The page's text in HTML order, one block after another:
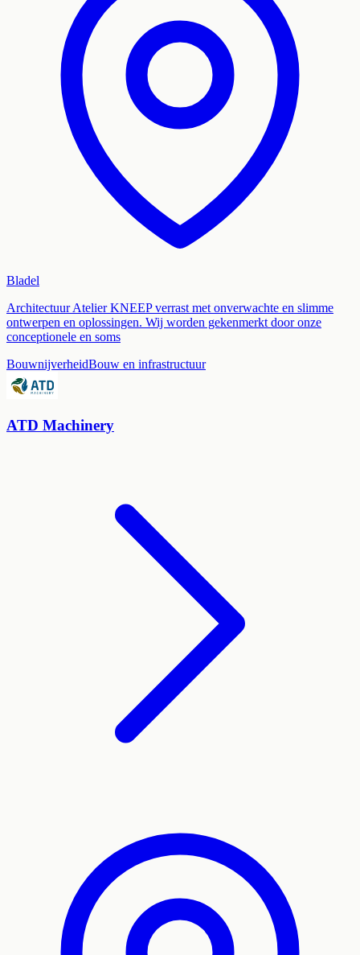
Bladel
Architectuur Atelier KNEEP verrast met onverwachte en slimme
ontwerpen en oplossingen. Wij worden gekenmerkt door onze
conceptionele en soms
BouwnijverheidBouw en infrastructuur
ATD Machinery